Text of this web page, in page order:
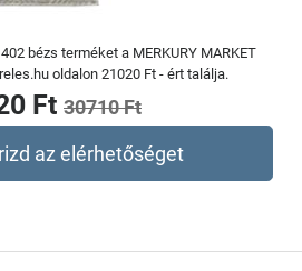
bézs terméket a MERKURY MARKET
oldalon 21020 Ft - ért találja.
Ft 30710 Ft
az elérhetőséget